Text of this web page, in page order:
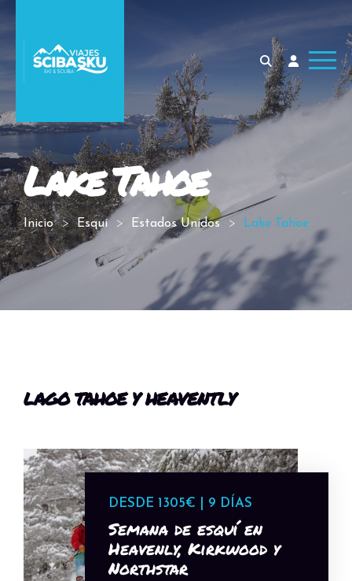
Lake Tahoe
Inicio Esquí Estados Unidos Lake Tahoe
LAGO TAHOE Y HEAVENTLY
DESDE 1305€ | 9 DÍAS
Semana de esquí en
Heavenly, Kirkwood y
Northstar